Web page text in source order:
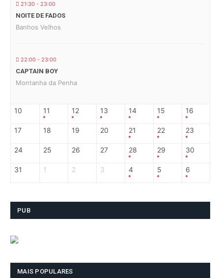
21:30 - 23:00
NOITE DE FADOS
Banhos Velhos
22:00 - 23:00
CAPTAIN BOY
Montanha da Penha
10 11 12 13 14 15 16
17 18 19 20 21 22 23
24 25 26 27 28 29 30
31 1 2 3 4 5 6
PUB
MAIS POPULARES